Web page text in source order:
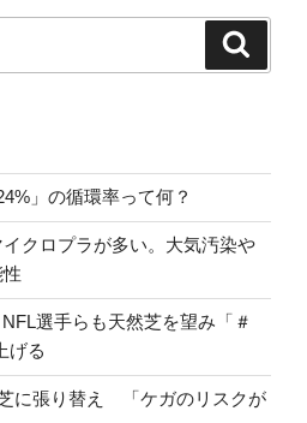
」の循環率って何？
クロプラが多い。大気汚染や
選手らも天然芝を望み「＃
げる
に張り替え 「ケガのリスクが